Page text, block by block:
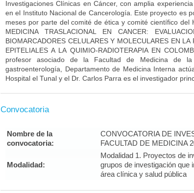
Investigaciones Clínicas en Cáncer, con amplia
en el Instituto Nacional de Cancerología. Este proyecto es
meses por parte del comité de ética y comité científico del
MEDICINA TRASLACIONAL EN CANCER:
BIOMARCADORES CELULARES Y MOLECULARES EN
EPITELIALES A LA QUIMIO-RADIOTERAPIA EN
profesor asociado de la Facultad de Medicina de la
gastroenterología, Departamento de Medicina Interna
Hospital el Tunal y el Dr. Carlos Parra es el investigador
Convocatoria
Nombre de la
convocatoria:
CONVOCATORIA DE
FACULTAD DE MEDICINA
Modalidad:
Modalidad 1. Proyectos de
grupos de investigación que
área clínica y salud pública